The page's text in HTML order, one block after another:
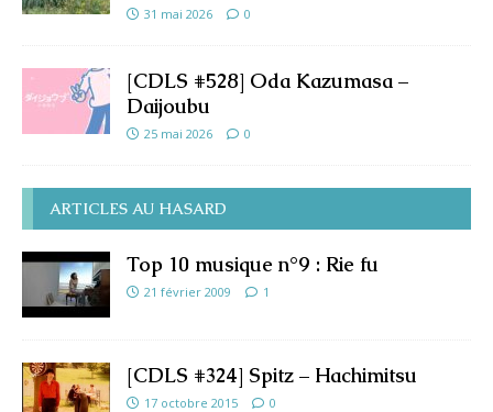
31 mai 2026 0
[CDLS #528] Oda Kazumasa –
Daijoubu
25 mai 2026 0
ARTICLES AU HASARD
Top 10 musique n°9 : Rie fu
21 février 2009 1
[CDLS #324] Spitz – Hachimitsu
17 octobre 2015 0